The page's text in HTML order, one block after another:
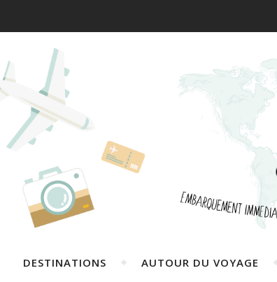
DESTINATIONS AUTOUR DU VOYAGE